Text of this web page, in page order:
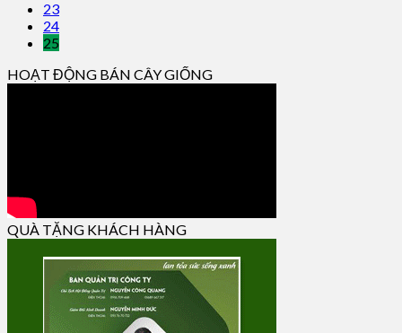
23
24
25
HOẠT ĐỘNG BÁN CÂY GIỐNG
QUÀ TẶNG KHÁCH HÀNG